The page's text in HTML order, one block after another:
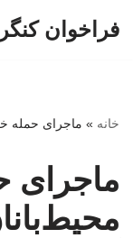
فراخوان
خانه » ماجرای حمله
ماجرای